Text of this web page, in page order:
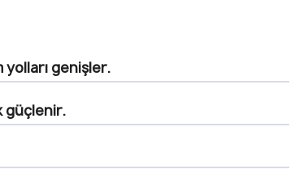
genişler.
güçlenir.